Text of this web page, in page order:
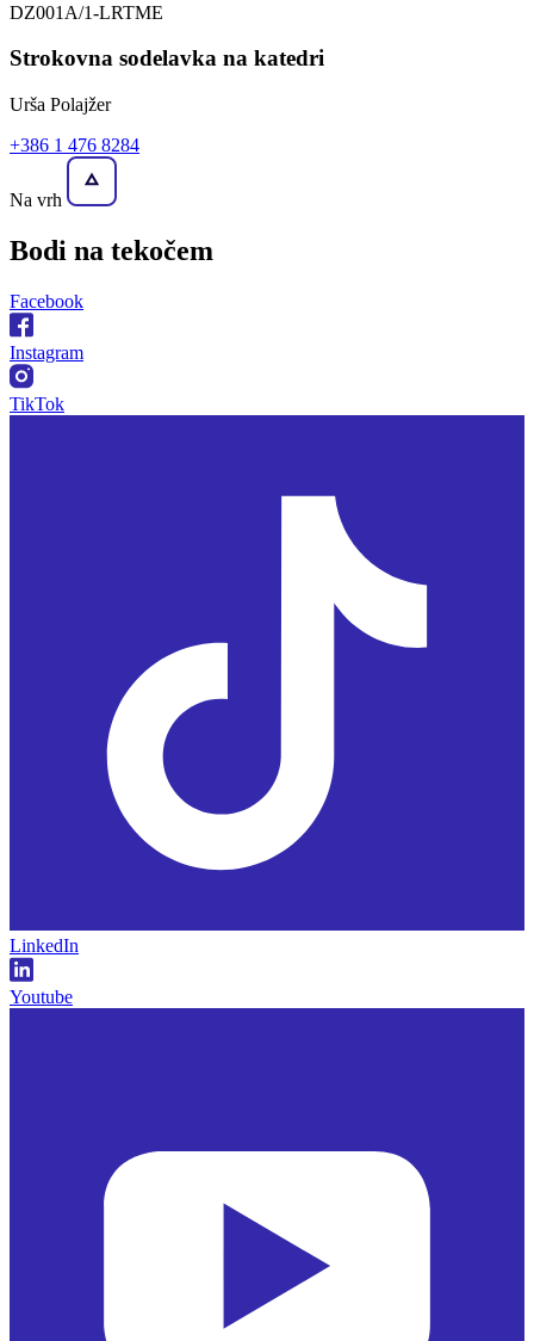
DZ001A/1-LRTME
Strokovna sodelavka na katedri
Urša Polajžer
+386 1 476 8284
Na vrh
Bodi na tekočem
Facebook
Instagram
TikTok
LinkedIn
Youtube